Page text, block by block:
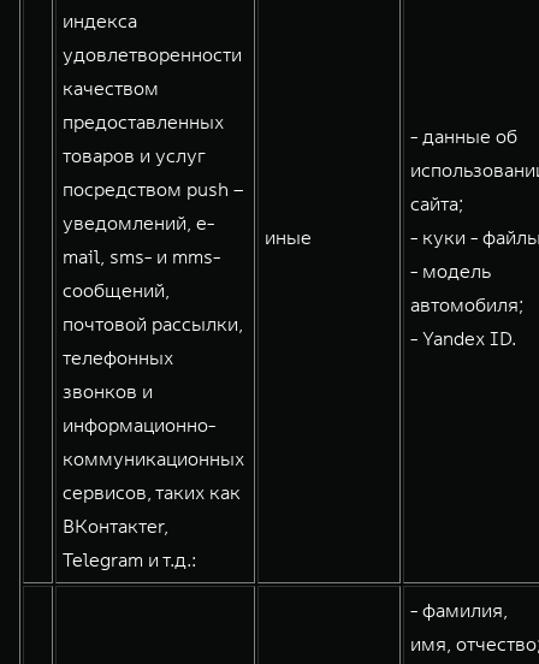
индекса
удовлетворенности
качеством
предоставленных
товаров и услуг
посредством push –
уведомлений, e-
mail, sms- и mms-
сообщений,
почтовой рассылки,
телефонных
звонков и
информационно-
коммуникационных
сервисов, таких как
ВКонтактеr,
Telegram и т.д.:
иные
- данные об
сайта;
- куки -
- модель
автомобиля;
- Yandex ID.
- фамилия,
имя,